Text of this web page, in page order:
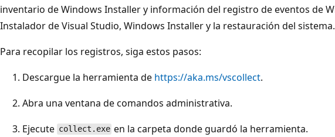
inventario de Windows Installer y información del registro de eventos de
Instalador de Visual Studio, Windows Installer y la restauración del sistema.
Para recopilar los registros, siga estos pasos:
Descargue la herramienta de https://aka.ms/vscollect.
Abra una ventana de comandos administrativa.
Ejecute collect.exe en la carpeta donde guardó la herramienta.